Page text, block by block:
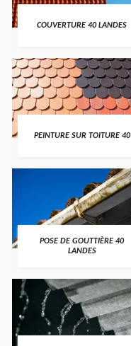
COUVERTURE 40 LANDES
PEINTURE SUR TOITURE 40
POSE DE GOUTTIÈRE 40
LANDES